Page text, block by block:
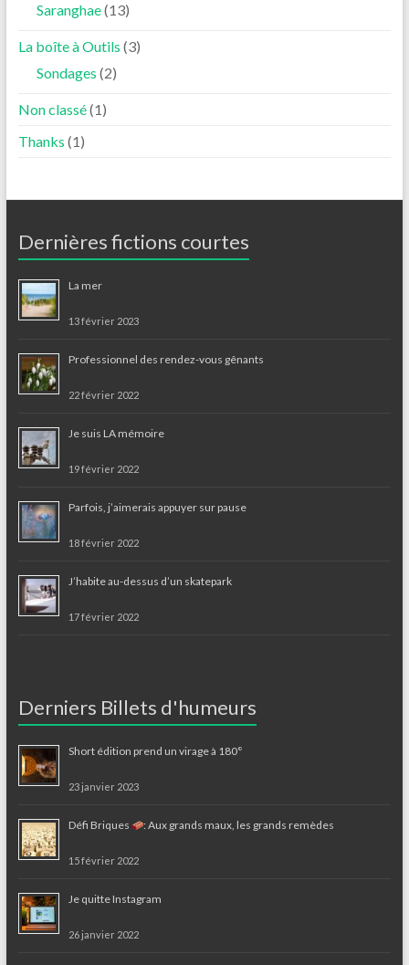
Saranghae(13)
La boîte à Outils (3)
Sondages (2)
Non classé(1)
Thanks (1)
Dernières fictions courtes
La mer
13 février 2023
Professionnel des rendez-vous gênants
22 février 2022
Je suis LA mémoire
19 février 2022
Parfois, j’aimerais appuyer sur pause
18 février 2022
J’habite au-dessus d’un skatepark
17 février 2022
Derniers Billets d'humeurs
Short édition prend un virage à 180°
23 janvier 2023
Défi Briques : Aux grands maux, les grands remèdes
15 février 2022
Je quitte Instagram
26 janvier 2022